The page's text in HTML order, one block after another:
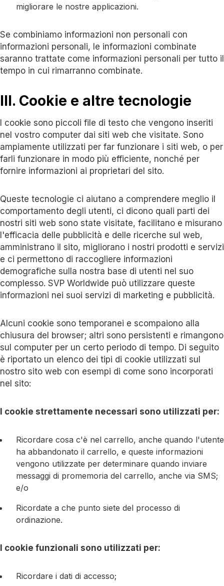
migliorare le nostre applicazioni.
Se combiniamo informazioni non personali con
informazioni personali, le informazioni combinate
saranno trattate come informazioni personali per tutto il
tempo in cui rimarranno combinate.
III. Cookie e altre tecnologie
I cookie sono piccoli file di testo che vengono inseriti
nel vostro computer dai siti web che visitate. Sono
ampiamente utilizzati per far funzionare i siti web, o per
farli funzionare in modo più efficiente, nonché per
fornire informazioni ai proprietari del sito.
Queste tecnologie ci aiutano a comprendere meglio il
comportamento degli utenti, ci dicono quali parti dei
nostri siti web sono state visitate, facilitano e misurano
l'efficacia delle pubblicità e delle ricerche sul web,
amministrano il sito, migliorano i nostri prodotti e servizi
e ci permettono di raccogliere informazioni
demografiche sulla nostra base di utenti nel suo
complesso. SVP Worldwide può utilizzare queste
informazioni nei suoi servizi di marketing e pubblicità.
Alcuni cookie sono temporanei e scompaiono alla
chiusura del browser; altri sono persistenti e rimangono
sul computer per un certo periodo di tempo. Di seguito
è riportato un elenco dei tipi di cookie utilizzati sul
nostro sito web con esempi di come sono incorporati
nel sito:
I cookie strettamente necessari sono utilizzati per:
Ricordare cosa c'è nel carrello, anche quando l'utente
ha abbandonato il carrello, e queste informazioni
vengono utilizzate per determinare quando inviare
messaggi di promemoria del carrello, anche via SMS;
e/o
Ricordate a che punto siete del processo di
ordinazione.
I cookie funzionali sono utilizzati per:
Ricordare i dati di accesso;